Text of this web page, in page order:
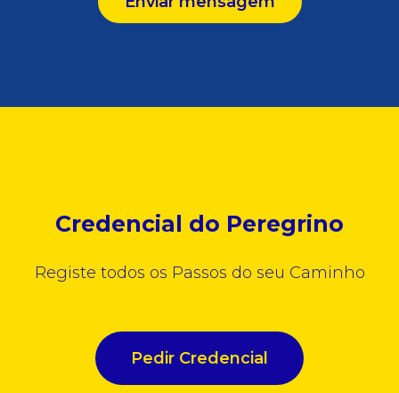
Credencial do Peregrino
Registe todos os Passos do seu Caminho
Pedir Credencial